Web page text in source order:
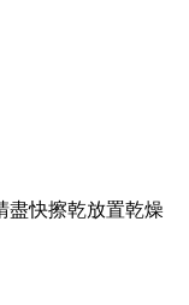
盡快擦乾放置乾燥